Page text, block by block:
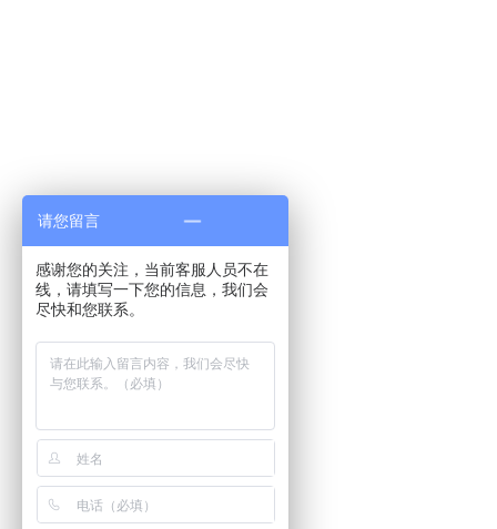
请您留言
感谢您的关注，当前客服人员不在
线，请填写一下您的信息，我们会
尽快和您联系。